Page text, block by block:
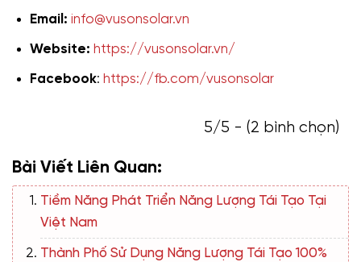
Email: info@vusonsolar.vn
Website: https://vusonsolar.vn/
Facebook: https://fb.com/vusonsolar
5/5 - (2 bình chọn)
Bài Viết Liên Quan:
Tiềm Năng Phát Triển Năng Lượng Tái Tạo Tại
Việt Nam
Thành Phố Sử Dụng Năng Lượng Tái Tạo 100%